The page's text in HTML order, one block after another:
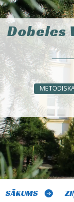
Dobeles
SĀKUMS